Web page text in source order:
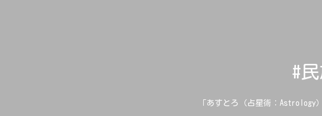
#
「あすとろ（占星術：Astrology